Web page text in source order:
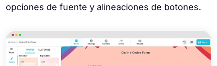
opciones de fuente y alineaciones de botones.